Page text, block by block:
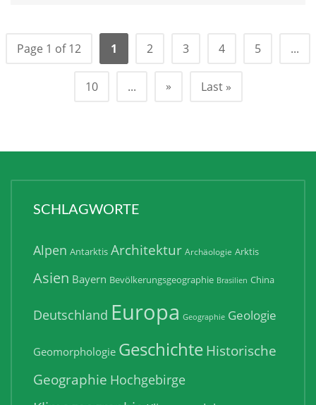
Page 1 of 12 1 2 3 4 5 ...
10 ... » Last »
SCHLAGWORTE
Alpen Antarktis Architektur Archäologie Arktis
Asien Bayern Bevölkerungsgeographie Brasilien China
Deutschland Europa Geographie Geologie
Geomorphologie GeschichteHistorische
Geographie Hochgebirge